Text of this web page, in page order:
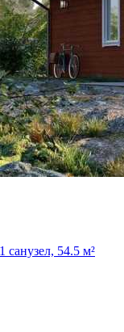
санузел, 54.5 м²